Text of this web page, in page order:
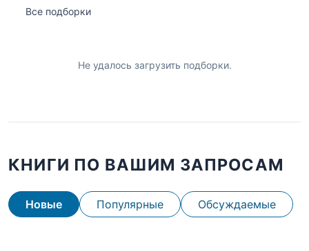
Все подборки
Не удалось загрузить подборки.
КНИГИ ПО ВАШИМ ЗАПРОСАМ
Новые Популярные Обсуждаемые